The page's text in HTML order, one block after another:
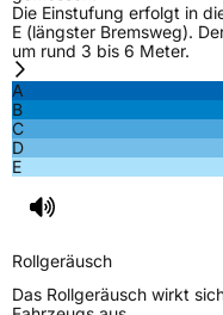
Die Einstufung erfolgt in
E (längster Bremsweg).
um rund 3 bis 6 Meter.
A
B
C
D
E
Rollgeräusch
Das Rollgeräusch wirkt